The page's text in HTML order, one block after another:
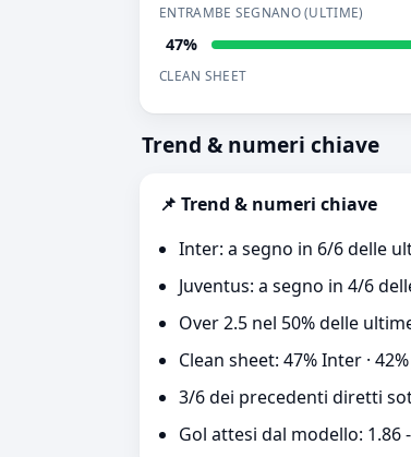
ENTRAMBE SEGNANO (ULTIME)
47%
CLEAN SHEET
Trend & numeri chiave
📌 Trend & numeri chiave
Inter: a segno in 6/6 delle
Juventus: a segno in 4/6
Over 2.5 nel 50% delle
Clean sheet: 47% Inter ·
3/6 dei precedenti diretti
Gol attesi dal modello: 1.86